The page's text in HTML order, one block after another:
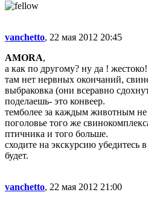
vanchetto, 22 мая 2012 20:45
AMORA,
а как по другому? ну да !
там нет нервных окончаний,
выбраковка (они всеравно
поделаешь- это конвеер.
темболее за каждым животным
поголовье того же
птичника и того больше.
сходите на экскурсию убедитесь
будет.
vanchetto, 22 мая 2012 21:00